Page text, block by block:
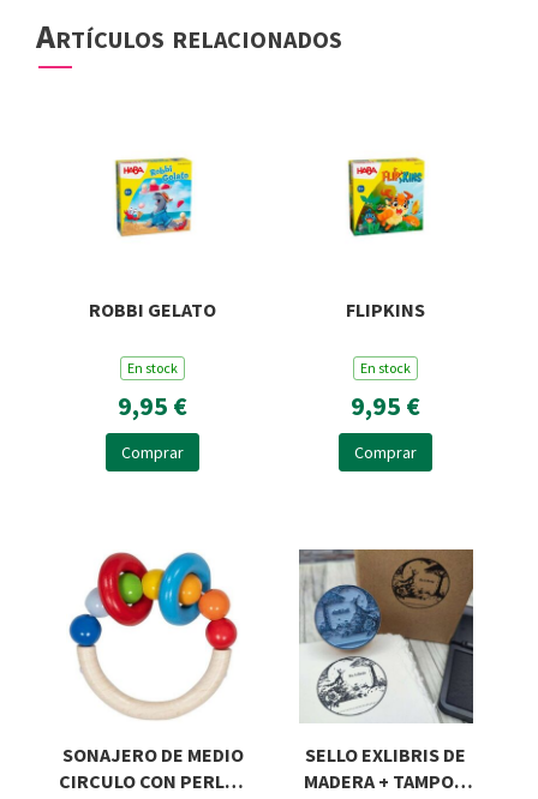
Artículos relacionados
ROBBI GELATO
En stock
9,95 €
Comprar
FLIPKINS
En stock
9,95 €
Comprar
SONAJERO DE MEDIO
CIRCULO CON PERLAS
SELLO EXLIBRIS DE
MADERA + TAMPON